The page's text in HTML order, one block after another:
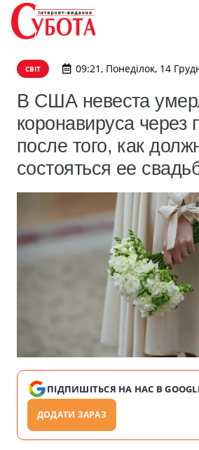
СВІТ 09:21, Понеділок, 14
В США невеста
коронавируса через
после того, как
состояться ее
ПІДПИШІТЬСЯ НА НАС В
ДОДАТИ ЗАРАЗ